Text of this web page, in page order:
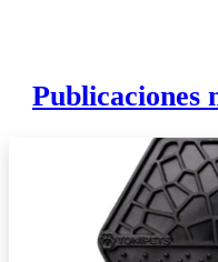
Publicaciones